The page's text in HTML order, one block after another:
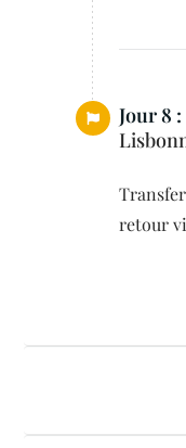
Jour 8 :
retour